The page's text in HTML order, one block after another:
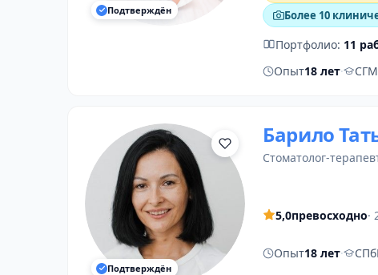
Подтверждён
Более 10
Портфолио: 11
Опыт18 лет·
Подтверждён
Барило
стоматолог-
5,0превосходно·
Опыт18 лет·